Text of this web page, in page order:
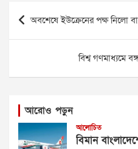
Post
navigation
অবশেষে ইউক্রেনের পক্ষ নিলো
বিশ্ব গণমাধ্যমে
আরোও পড়ুন
আলোচিত
বিমান